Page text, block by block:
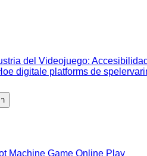
del Videojuego:
digitale platforms de
Machine Game Online Play